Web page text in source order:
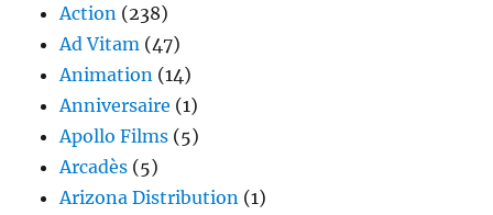
Action (238)
Ad Vitam (47)
Animation (14)
Anniversaire (1)
Apollo Films (5)
Arcadès (5)
Arizona Distribution (1)